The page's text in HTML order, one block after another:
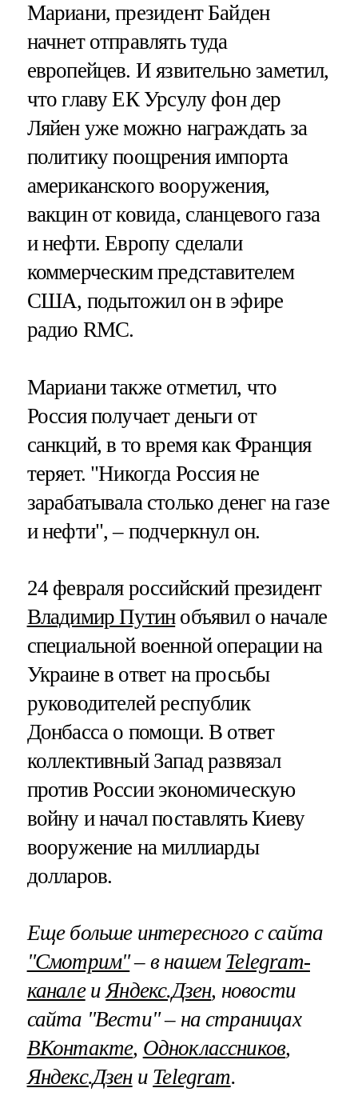
Мариани, президент Байден
начнет отправлять туда
европейцев. И язвительно заметил,
что главу ЕК Урсулу фон дер
Ляйен уже можно награждать за
политику поощрения импорта
американского вооружения,
вакцин от ковида, сланцевого газа
и нефти. Европу сделали
коммерческим представителем
США, подытожил он в эфире
радио RMС.
Мариани также отметил, что
Россия получает деньги от
санкций, в то время как Франция
теряет. "Никогда Россия не
зарабатывала столько денег на газе
и нефти", – подчеркнул он.
24 февраля российский президент
Владимир Путинобъявил о начале
специальной военной операции на
Украине в ответ на просьбы
руководителей республик
Донбасса о помощи. В ответ
коллективный Запад развязал
против России экономическую
войну и начал поставлять Киеву
вооружение на миллиарды
долларов.
Еще больше интересного с сайта
"Смотрим"– в нашем Telegram-
каналеи Яндекс.Дзен, новости
сайта "Вести" – на страницах
ВКонтакте, Одноклассников,
Яндекс.Дзени Telegram.